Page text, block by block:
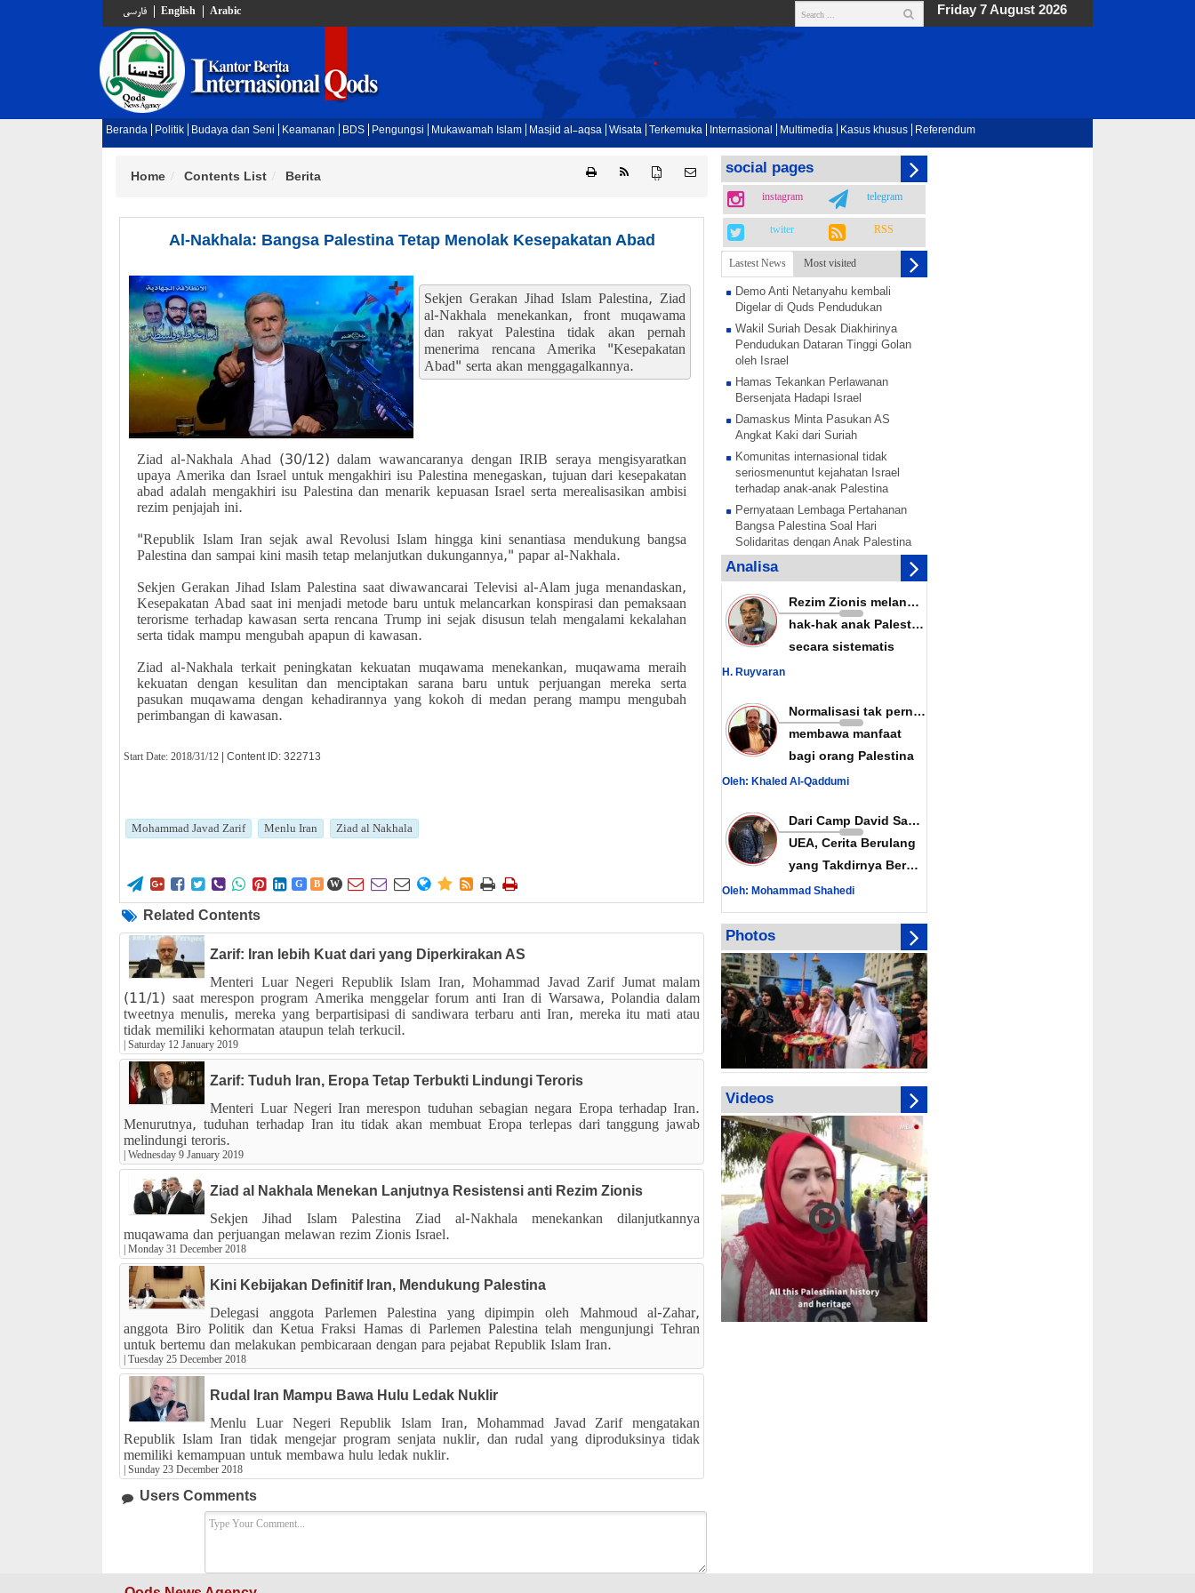
فارسي English Arabic Friday 7 August 2026
Beranda Politik Budaya dan Seni Keamanan BDS Pengungsi Mukawamah Islam Masjid al-aqsa Wisata Terkemuka Internasional Multimedia Kasus khusus Referendum
{ }
Home Contents List Berita
Al-Nakhala: Bangsa Palestina Tetap Menolak Kesepakatan Abad
Sekjen Gerakan Jihad Islam Palestina, Ziad
al-Nakhala menekankan, front muqawama
dan rakyat Palestina tidak akan pernah
menerima rencana Amerika "Kesepakatan
Abad" serta akan menggagalkannya.
Ziad al-Nakhala Ahad (30/12) dalam wawancaranya dengan IRIB seraya mengisyaratkan
upaya Amerika dan Israel untuk mengakhiri isu Palestina menegaskan, tujuan dari kesepakatan
abad adalah mengakhiri isu Palestina dan menarik kepuasan Israel serta merealisasikan ambisi
rezim penjajah ini.
"Republik Islam Iran sejak awal Revolusi Islam hingga kini senantiasa mendukung bangsa
Palestina dan sampai kini masih tetap melanjutkan dukungannya," papar al-Nakhala.
Sekjen Gerakan Jihad Islam Palestina saat diwawancarai Televisi al-Alam juga menandaskan,
Kesepakatan Abad saat ini menjadi metode baru untuk melancarkan konspirasi dan pemaksaan
terorisme terhadap kawasan serta rencana Trump ini sejak disusun telah mengalami kekalahan
serta tidak mampu mengubah apapun di kawasan.
Ziad al-Nakhala terkait peningkatan kekuatan muqawama menekankan, muqawama meraih
kekuatan dengan kesulitan dan menciptakan sarana baru untuk perjuangan mereka serta
pasukan muqawama dengan kehadirannya yang kokoh di medan perang mampu mengubah
perimbangan di kawasan.
Start Date:2018/31/12 | Content ID: 322713
Mohammad Javad Zarif Menlu Iran Ziad al Nakhala
        G B W        
Related Contents
Zarif: Iran lebih Kuat dari yang Diperkirakan AS
Menteri Luar Negeri Republik Islam Iran, Mohammad Javad Zarif Jumat malam
(11/1) saat merespon program Amerika menggelar forum anti Iran di Warsawa, Polandia dalam
tweetnya menulis, mereka yang berpartisipasi di sandiwara terbaru anti Iran, mereka itu mati atau
tidak memiliki kehormatan ataupun telah terkucil.
|Saturday 12 January 2019
Zarif: Tuduh Iran, Eropa Tetap Terbukti Lindungi Teroris
Menteri Luar Negeri Iran merespon tuduhan sebagian negara Eropa terhadap Iran.
Menurutnya, tuduhan terhadap Iran itu tidak akan membuat Eropa terlepas dari tanggung jawab
melindungi teroris.
|Wednesday 9 January 2019
Ziad al Nakhala Menekan Lanjutnya Resistensi anti Rezim Zionis
Sekjen Jihad Islam Palestina Ziad al-Nakhala menekankan dilanjutkannya
muqawama dan perjuangan melawan rezim Zionis Israel.
|Monday 31 December 2018
Kini Kebijakan Definitif Iran, Mendukung Palestina
Delegasi anggota Parlemen Palestina yang dipimpin oleh Mahmoud al-Zahar,
anggota Biro Politik dan Ketua Fraksi Hamas di Parlemen Palestina telah mengunjungi Tehran
untuk bertemu dan melakukan pembicaraan dengan para pejabat Republik Islam Iran.
|Tuesday 25 December 2018
Rudal Iran Mampu Bawa Hulu Ledak Nuklir
Menlu Luar Negeri Republik Islam Iran, Mohammad Javad Zarif mengatakan
Republik Islam Iran tidak mengejar program senjata nuklir, dan rudal yang diproduksinya tidak
memiliki kemampuan untuk membawa hulu ledak nuklir.
|Sunday 23 December 2018
Users Comments
social pages
instagram telegram
twiter RSS
Lastest News Most visited
Demo Anti Netanyahu kembali
Digelar di Quds Pendudukan
Wakil Suriah Desak Diakhirinya
Pendudukan Dataran Tinggi Golan
oleh Israel
Hamas Tekankan Perlawanan
Bersenjata Hadapi Israel
Damaskus Minta Pasukan AS
Angkat Kaki dari Suriah
Komunitas internasional tidak
seriosmenuntut kejahatan Israel
terhadap anak-anak Palestina
Pernyataan Lembaga Pertahanan
Bangsa Palestina Soal Hari
Solidaritas dengan Anak Palestina
Anak Palestina akan bentuk
tentara pembebasan Palestina
Rezim Zionis melanggar hak-hak
anak Palestina secara terorganisir
Sesi untuk solidaritas dengan
anak-anak Palestina akan
mengelar
Presisi Sudah Diaktifkan
Hamas Tekankan Rekonsiliasi
Nasional Lawan Konspirasi Israel
Yordania Buka Jalur Perdagangan
dengan Suriah
Analisa
Rezim Zionis melanggar
hak-hak anak Palestina
secara sistematis
H. Ruyvaran
Normalisasi tak pernah
membawa manfaat
bagi orang Palestina
Oleh: Khaled Al-Qaddumi
Dari Camp David Sampai
UEA, Cerita Berulang
yang Takdirnya Berulang
Oleh: Mohammad Shahedi
Photos
Videos